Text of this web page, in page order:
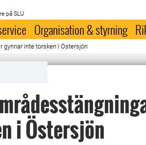
på SLU
Organisation & styrning
gynnar inte torsken i Östersjön
i Östersjön